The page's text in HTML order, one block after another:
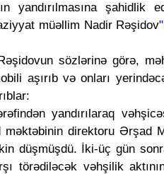
yandırılmasına şahidlik
müəllim Nadir Rəşidov
sözlərinə görə,
aşırıb və onları
yandırılaraq
məktəbinin direktoru Ərşad
düşmüşdü. İki-üç gün
törədiləcək vəhşilik